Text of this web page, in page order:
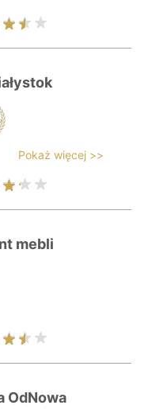
Pokaż więcej >>
mebli
OdNowa